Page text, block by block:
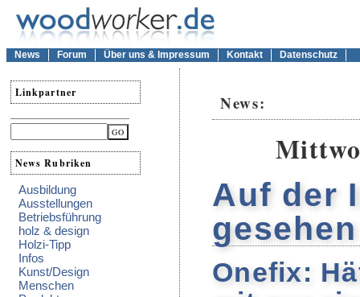
News Forum Über uns & Impressum Kontakt Datenschutz
Linkpartner
News Rubriken
Ausbildung
Ausstellungen
Betriebsführung
holz & design
Holzi-Tipp
Infos
Kunst/Design
Menschen
News:
Auf der
gesehen
Onefix: